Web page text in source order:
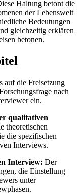
Haltung betont die
der Lebenswelt
Bedeutungen
gleichzeitig erklären
betonen.
auf die Freisetzung
nach
ein.
qualitativen
theoretischen
die spezifischen
Interviews.
Interview: Der
die Einstellung
unter